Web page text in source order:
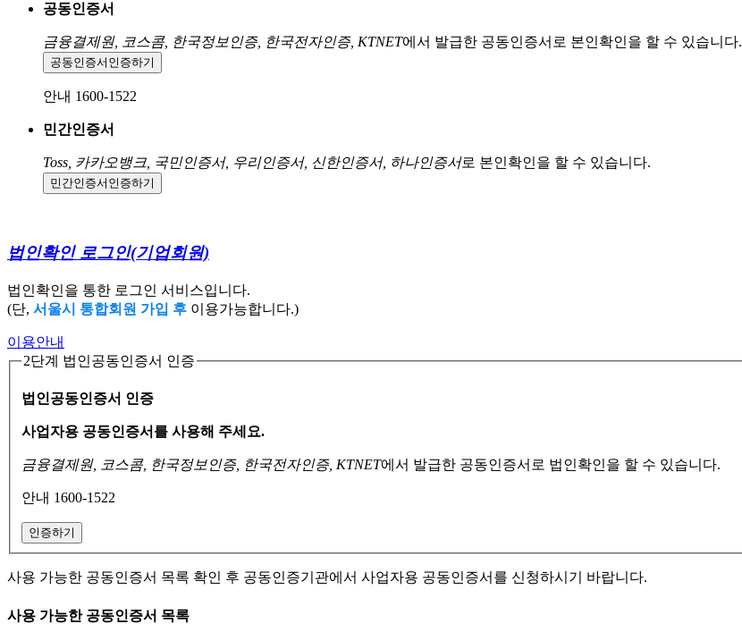
공동인증서
금융결제원, 코스콤, 한국정보인증, 한국전자인증, KTNET에서 발급한 공동인증서로 본인확인을 할 수 있습니다.
공동인증서 인증하기
안내 1600-1522
민간인증서
Toss, 카카오뱅크, 국민인증서, 우리인증서, 신한인증서, 하나인증서로 본인확인을 할 수 있습니다.
민간인증서 인증하기
법인확인 로그인(기업회원)
법인확인을 통한 로그인 서비스입니다.
(단, 서울시 통합회원 가입 후 이용가능합니다.)
이용안내
2단계 법인공동인증서 인증
법인공동인증서 인증
사업자용 공동인증서를 사용해 주세요.
금융결제원, 코스콤, 한국정보인증, 한국전자인증, KTNET에서 발급한 공동인증서로 법인확인을 할 수 있습니다.
안내 1600-1522
인증하기
사용 가능한 공동인증서 목록 확인 후 공동인증기관에서 사업자용 공동인증서를 신청하시기 바랍니다.
사용 가능한 공동인증서 목록